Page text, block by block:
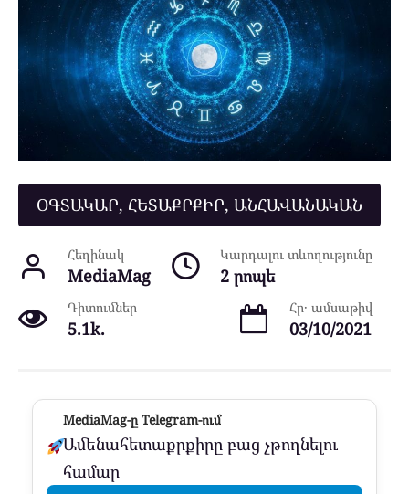
ՕԳՏԱԿԱՐ, ՀԵՏԱՔՐՔԻՐ, ԱՆՀԱՎԱՆԱԿԱՆ
Հեղինակ
MediaMag
Կարդալու տևողությունը
2 րոպե
Դիտումներ
5.1k.
Հր․ ամսաթիվ
03/10/2021
MediaMag-ը Telegram-ում
Ամենահետաքրքիրը բաց չթողնելու
համար